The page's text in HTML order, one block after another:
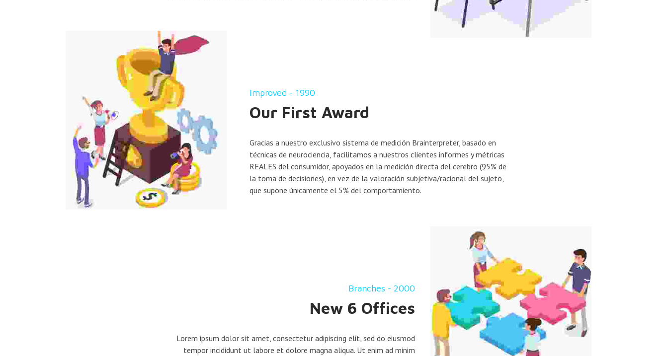
Improved - 1990
Our First Award
Gracias a nuestro exclusivo sistema de medición Brainterpreter, basado en
técnicas de neurociencia, facilitamos a nuestros clientes informes y métricas
REALES del consumidor, apoyados en la medición directa del cerebro (95% de
la toma de decisiones), en vez de la valoración subjetiva/racional del sujeto,
que supone únicamente el 5% del comportamiento.
Branches - 2000
New 6 Offices
Lorem ipsum dolor sit amet, consectetur adipiscing elit, sed do eiusmod
tempor incididunt ut labore et dolore magna aliqua. Ut enim ad minim